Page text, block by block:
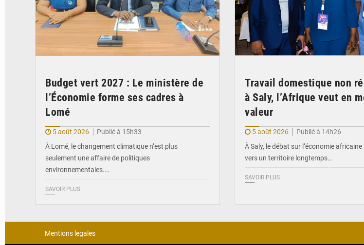
Budget vert 2027 : Le ministère de
l’Économie forme ses cadres à
Lomé
5 août 2026
Publié à 15h33
À Lomé, le changement climatique n’est plus
seulement une affaire de politiques
environnementales.…
SAVOIR PLUS
Travail domestique non
à Saly, l’Afrique veut en
valeur
5 août 2026
Publié à 14h26
À Saly, le débat sur l’économie africaine
vers un territoire longtemps…
SAVOIR PLUS
Mentions legales